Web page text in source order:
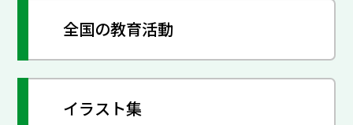
全国の教育活動
イラスト集